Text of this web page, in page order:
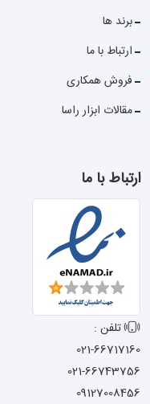
برند ها
ارتباط با ما
فروش همکاری
مقالات ابزار راسا
ارتباط با ما
تلفن :
021-66717160
021-66743756
09127008456